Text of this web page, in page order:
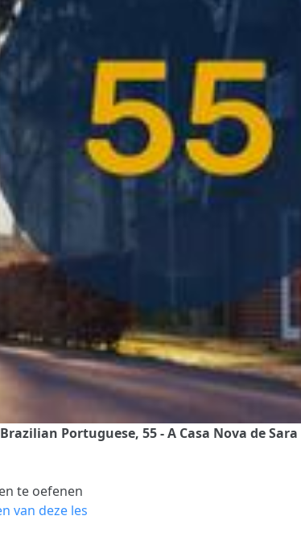
Portuguese, 55 - A Casa Nova de Sara
te oefenen
van deze les